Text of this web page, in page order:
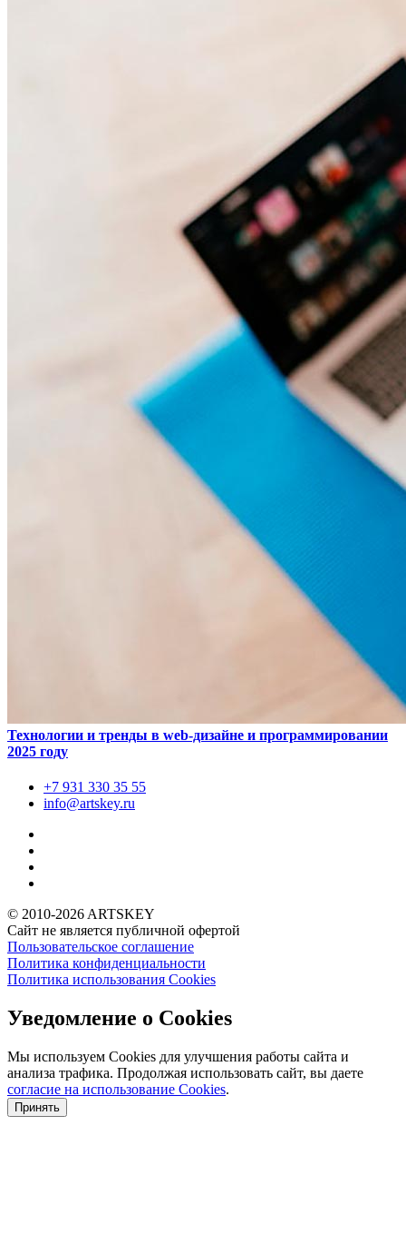
Технологии и тренды в web-дизайне и программировании
2025 году
+7 931 330 35 55
info@artskey.ru
© 2010-2026 ARTSKEY
Сайт не является публичной офертой
Пользовательское соглашение
Политика конфиденциальности
Политика использования Cookies
Уведомление о Cookies
Мы используем Cookies для улучшения работы сайта и
анализа трафика. Продолжая использовать сайт, вы даете
согласие на использование Cookies.
Принять